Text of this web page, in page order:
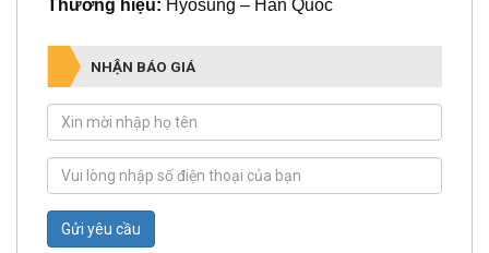
Thương hiệu: Hyosung – Hàn Quốc
NHẬN BÁO GIÁ
Gửi yêu cầu